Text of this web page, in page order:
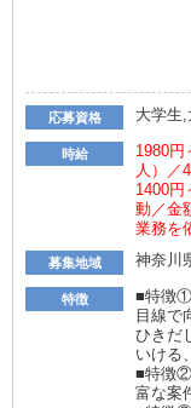
応募資格 大学生
時給
1980円
人）／
1400円
動／金
業務を
募集地域 神奈川
特徴
■特徴①
目線で
ひきだ
いける
■特徴②
富な案